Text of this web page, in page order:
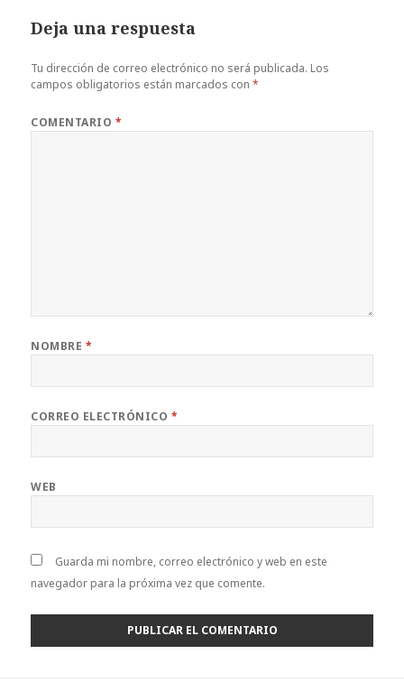
b
o
r es
t
A
p ir
Deja una respuesta
Tu dirección de correo electrónico no será publicada. Los
campos obligatorios están marcados con*
COMENTARIO *
NOMBRE *
CORREO ELECTRÓNICO *
WEB
Guarda mi nombre, correo electrónico y web en este
navegador para la próxima vez que comente.